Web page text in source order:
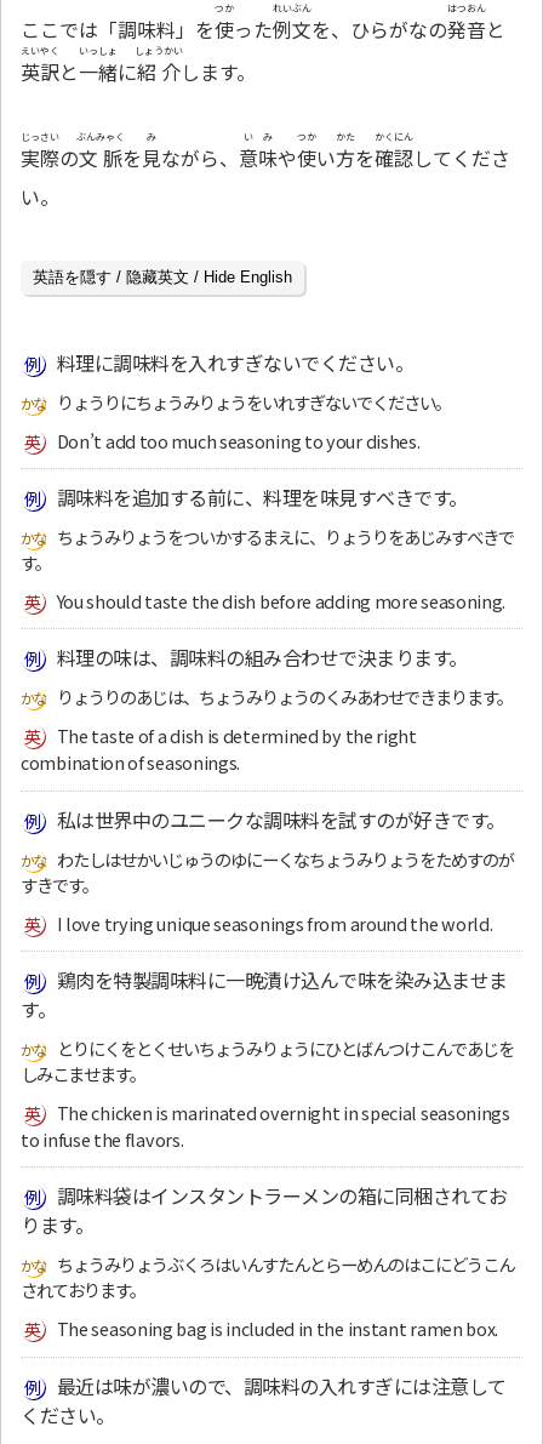
ここでは「調味料」を使
つか
った例文
れいぶん
を、ひらがなの発音
はつおん
と
英訳
えいやく
と一緒
いっしょ
に紹介
しょうかい
します。
実際
じっさい
の文脈
ぶんみゃく
を見
み
ながら、 意味
いみ
や使
つか
い方
かた
を確認
かくにん
してくださ
い。
英語を隠す / 隐藏英文 / Hide English
料理に調味料を入れすぎないでください。
りょうりにちょうみりょうをいれすぎないでください。
Don’t add too much seasoning to your dishes.
調味料を追加する前に、料理を味見すべきです。
ちょうみりょうをついかするまえに、りょうりをあじみすべきで
す。
You should taste the dish before adding more seasoning.
料理の味は、調味料の組み合わせで決まります。
りょうりのあじは、ちょうみりょうのくみあわせできまります。
The taste of a dish is determined by the right
combination of seasonings.
私は世界中のユニークな調味料を試すのが好きです。
わたしはせかいじゅうのゆにーくなちょうみりょうをためすのが
すきです。
I love trying unique seasonings from around the world.
鶏肉を特製調味料に一晩漬け込んで味を染み込ませま
す。
とりにくをとくせいちょうみりょうにひとばんつけこんであじを
しみこませます。
The chicken is marinated overnight in special seasonings
to infuse the flavors.
調味料袋はインスタントラーメンの箱に同梱されてお
ります。
ちょうみりょうぶくろはいんすたんとらーめんのはこにどうこん
されております。
The seasoning bag is included in the instant ramen box.
最近は味が濃いので、調味料の入れすぎには注意して
ください。